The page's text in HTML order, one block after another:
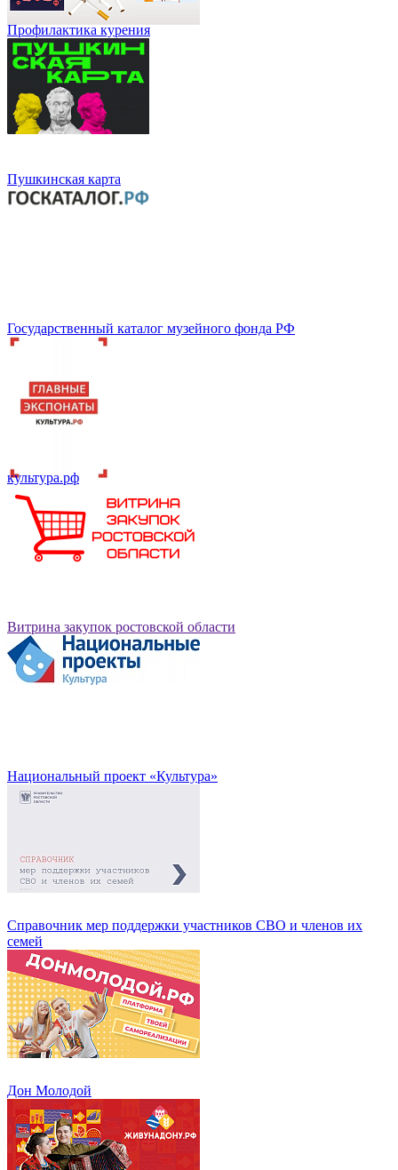
Профилактика курения
Пушкинская карта
Государственный каталог музейного фонда РФ
культура.рф
Витрина закупок ростовской области
Национальный проект «Культура»
Справочник мер поддержки участников СВО и членов их
семей
Дон Молодой